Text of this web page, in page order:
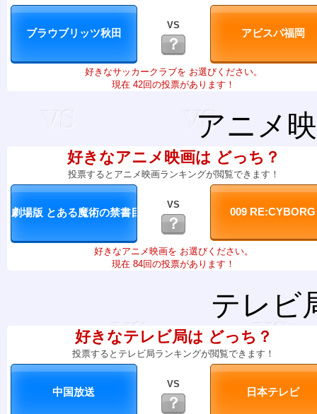
VS
？
好きなサッカークラブを お選びください。
現在 42回の投票があります！
アニメ
好きなアニメ映画は どっち？
投票するとアニメ映画ランキングが閲覧できます！
VS
？
好きなアニメ映画を お選びください。
現在 84回の投票があります！
テレビ
好きなテレビ局は どっち？
投票するとテレビ局ランキングが閲覧できます！
VS
？